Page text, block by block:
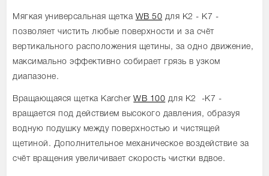
Мягкая универсальная щетка WB 50 для K2 - K7 -
позволяет чистить любые поверхности и за счёт
вертикального расположения щетины, за одно движение,
максимально эффективно собирает грязь в узком
диапазоне.
Вращающаяся щетка KarcherWB 100 для K2 -K7 -
вращается под действием высокого давления, образуя
водную подушку между поверхностью и чистящей
щетиной. Дополнительное механическое воздействие за
счёт вращения увеличивает скорость чистки вдвое.